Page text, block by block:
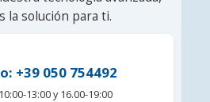
la solución para ti.
+39 050 754492
10:00-13:00 y 16.00-19:00